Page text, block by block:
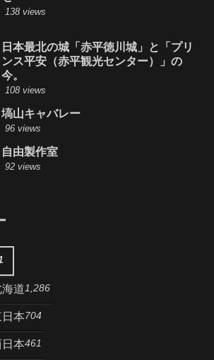
138 views
日本最北の城「赤平徳川城」と「プリ
ンス平安（赤平観光センター）」の
今。
108 views
塙山キャバレー
96 views
自由製作室
92 views
道1,286
本704
本461